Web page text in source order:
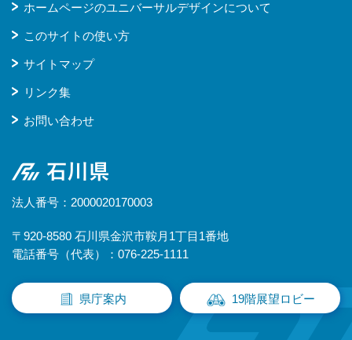
ホームページのユニバーサルデザインについて
このサイトの使い方
サイトマップ
リンク集
お問い合わせ
石川県
法人番号：2000020170003
〒920-8580 石川県金沢市鞍月1丁目1番地
電話番号（代表）：076-225-1111
県庁案内 19階展望ロビー